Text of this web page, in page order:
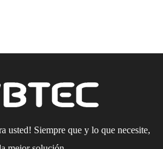
usted! Siempre que y lo que necesite,